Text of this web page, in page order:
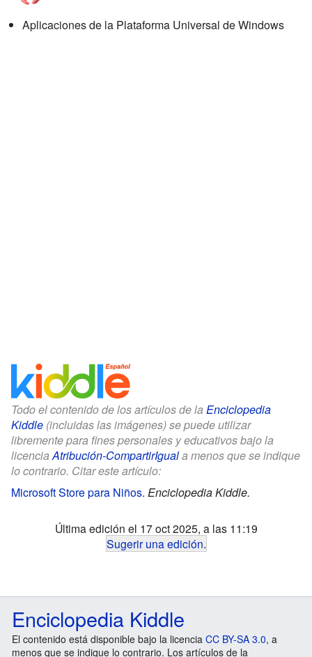
Aplicaciones de la Plataforma Universal de Windows
Todo el contenido de los artículos de la Enciclopedia
Kiddle (incluidas las imágenes) se puede utilizar
libremente para fines personales y educativos bajo la
licenciaAtribución-CompartirIguala menos que se indique
lo contrario. Citar este artículo:
Microsoft Store para Niños. Enciclopedia Kiddle.
Última edición el 17 oct 2025, a las 11:19
Sugerir una edición.
Enciclopedia Kiddle
El contenido está disponible bajo la licencia CC BY-SA 3.0, a
menos que se indique lo contrario. Los artículos de la